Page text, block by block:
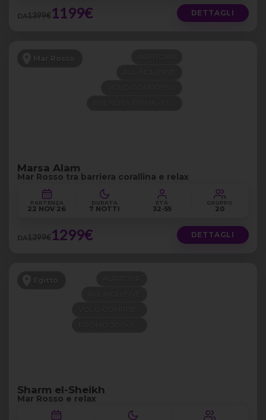
DA1399€1199€ DETTAGLI
Mar Rosso
Marsa Alam
Mar Rosso tra barriera corallina e relax
PARTENZA
22 NOV 26
DURATA
7 NOTTI
ETÀ
32-55
GRUPPO
20
DA1399€1299€ DETTAGLI
Egitto
Sharm el-Sheikh
Mar Rosso e relax